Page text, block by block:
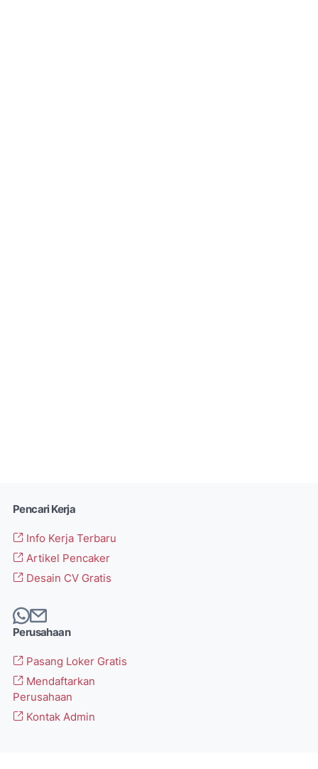
Pencari Kerja
Info Kerja Terbaru
Artikel Pencaker
Desain CV Gratis
Perusahaan
Pasang Loker Gratis
Mendaftarkan
Perusahaan
Kontak Admin